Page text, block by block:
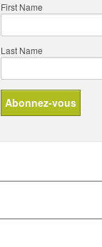
First Name
Last Name